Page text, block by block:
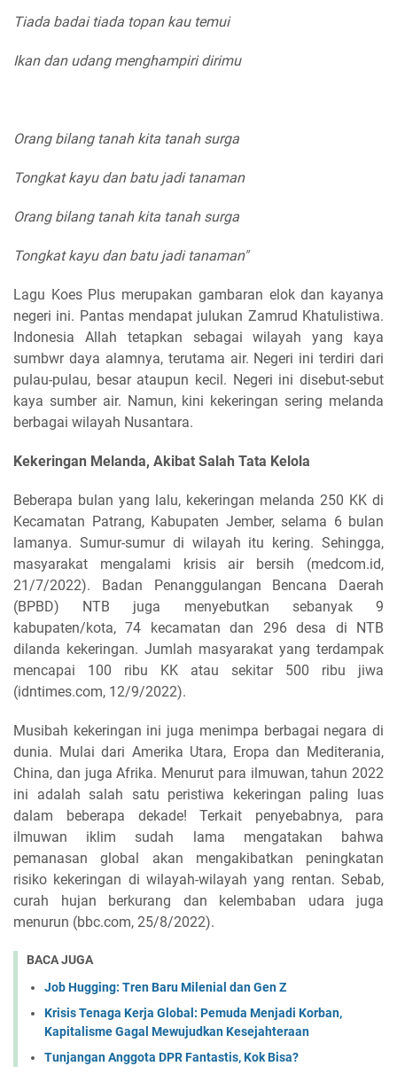
Tiada badai tiada topan kau temui
Ikan dan udang menghampiri dirimu
Orang bilang tanah kita tanah surga
Tongkat kayu dan batu jadi tanaman
Orang bilang tanah kita tanah surga
Tongkat kayu dan batu jadi tanaman"
Lagu Koes Plus merupakan gambaran elok dan kayanya
negeri ini. Pantas mendapat julukan Zamrud Khatulistiwa.
Indonesia Allah tetapkan sebagai wilayah yang kaya
sumbwr daya alamnya, terutama air. Negeri ini terdiri dari
pulau-pulau, besar ataupun kecil. Negeri ini disebut-sebut
kaya sumber air. Namun, kini kekeringan sering melanda
berbagai wilayah Nusantara.
Kekeringan Melanda, Akibat Salah Tata Kelola
Beberapa bulan yang lalu, kekeringan melanda 250 KK di
Kecamatan Patrang, Kabupaten Jember, selama 6 bulan
lamanya. Sumur-sumur di wilayah itu kering. Sehingga,
masyarakat mengalami krisis air bersih (medcom.id,
21/7/2022). Badan Penanggulangan Bencana Daerah
(BPBD) NTB juga menyebutkan sebanyak 9
kabupaten/kota, 74 kecamatan dan 296 desa di NTB
dilanda kekeringan. Jumlah masyarakat yang terdampak
mencapai 100 ribu KK atau sekitar 500 ribu jiwa
(idntimes.com, 12/9/2022).
Musibah kekeringan ini juga menimpa berbagai negara di
dunia. Mulai dari Amerika Utara, Eropa dan Mediterania,
China, dan juga Afrika. Menurut para ilmuwan, tahun 2022
ini adalah salah satu peristiwa kekeringan paling luas
dalam beberapa dekade! Terkait penyebabnya, para
ilmuwan iklim sudah lama mengatakan bahwa
pemanasan global akan mengakibatkan peningkatan
risiko kekeringan di wilayah-wilayah yang rentan. Sebab,
curah hujan berkurang dan kelembaban udara juga
menurun (bbc.com, 25/8/2022).
BACA JUGA
Job Hugging: Tren Baru Milenial dan Gen Z
Krisis Tenaga Kerja Global: Pemuda Menjadi Korban,
Kapitalisme Gagal Mewujudkan Kesejahteraan
Tunjangan Anggota DPR Fantastis, Kok Bisa?